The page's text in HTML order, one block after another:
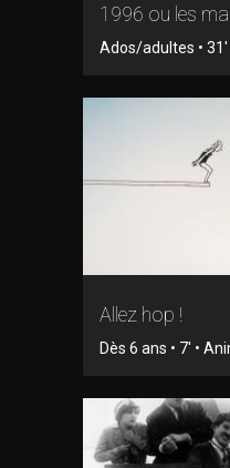
1996 ou les
Ados/adultes • 31'
Allez hop !
Dès 6 ans • 7' •